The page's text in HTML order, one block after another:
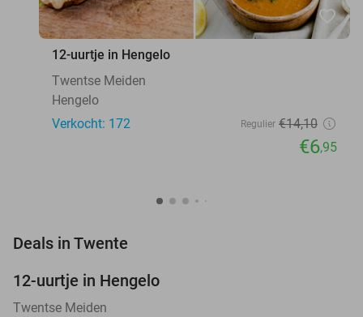
favorite_border
12-uurtje in Hengelo
Twentse Meiden
Hengelo
Verkocht: 172
Regulier €14,10
€6,95
Deals in Twente
TODAY
12-uurtje in Hengelo
Twentse Meiden